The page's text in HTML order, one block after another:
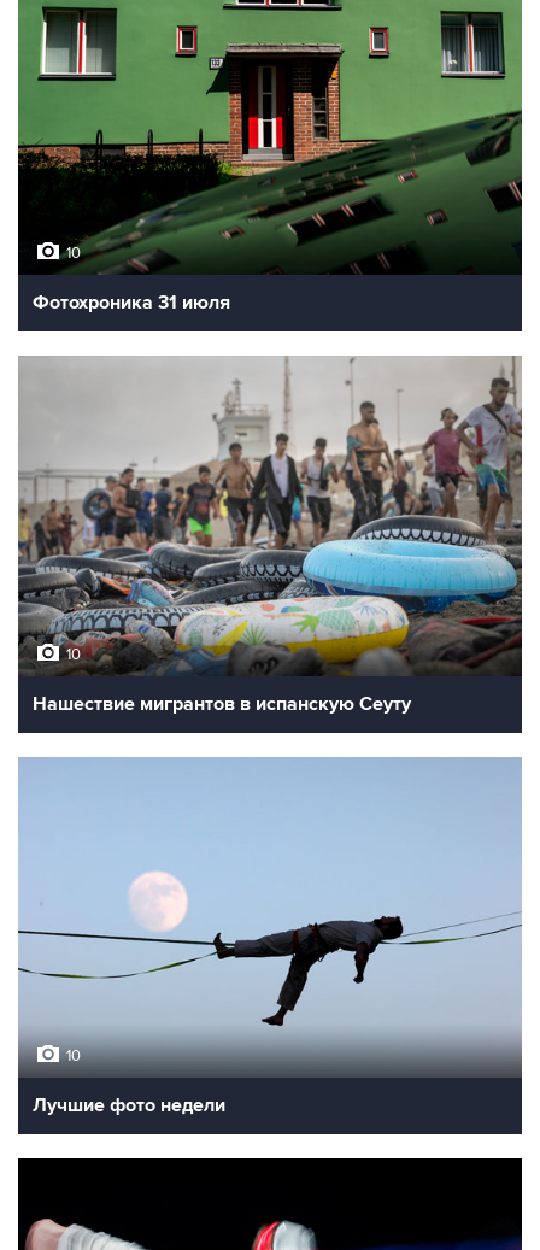
10
Фотохроника 31 июля
10
Нашествие мигрантов в испанскую Сеуту
10
Лучшие фото недели